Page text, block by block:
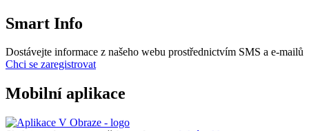
Smart Info
Dostávejte informace z našeho webu prostřednictvím SMS a e-mailů
Chci se zaregistrovat
Mobilní aplikace